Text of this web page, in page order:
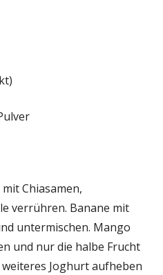
Chiasamen,
verrühren. Banane mit
untermischen. Mango
und nur die halbe Frucht
Joghurt aufheben